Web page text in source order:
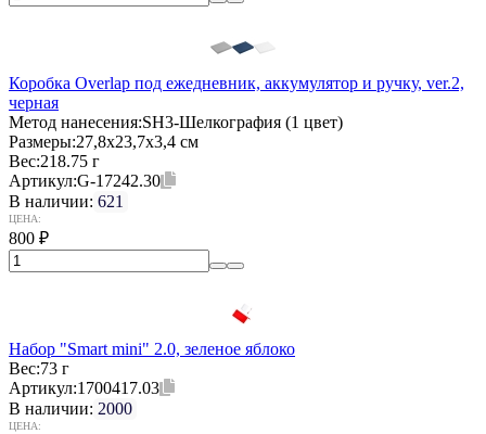
Коробка Overlap под ежедневник, аккумулятор и ручку, ver.2,
черная
Метод нанесения:SH3-Шелкография (1 цвет)
Размеры:27,8х23,7х3,4 см
Вес:218.75 г
Артикул:G-17242.30
В наличии: 621
ЦЕНА:
800 ₽
Набор "Smart mini" 2.0, зеленое яблоко
Вес:73 г
Артикул:1700417.03
В наличии: 2000
ЦЕНА: